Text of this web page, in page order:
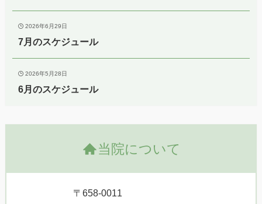
2026年6月29日
7月のスケジュール
2026年5月28日
6月のスケジュール
当院について
〒658-0011